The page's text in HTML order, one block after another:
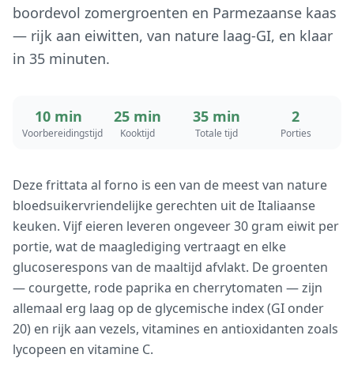
boordevol zomergroenten en Parmezaanse kaas
— rijk aan eiwitten, van nature laag-GI, en klaar
in 35 minuten.
10 min
Voorbereidingstijd
25 min
Kooktijd
35 min
Totale tijd
2
Porties
Deze frittata al forno is een van de meest van nature
bloedsuikervriendelijke gerechten uit de Italiaanse
keuken. Vijf eieren leveren ongeveer 30 gram eiwit per
portie, wat de maaglediging vertraagt en elke
glucoserespons van de maaltijd afvlakt. De groenten
— courgette, rode paprika en cherrytomaten — zijn
allemaal erg laag op de glycemische index (GI onder
20) en rijk aan vezels, vitamines en antioxidanten zoals
lycopeen en vitamine C.